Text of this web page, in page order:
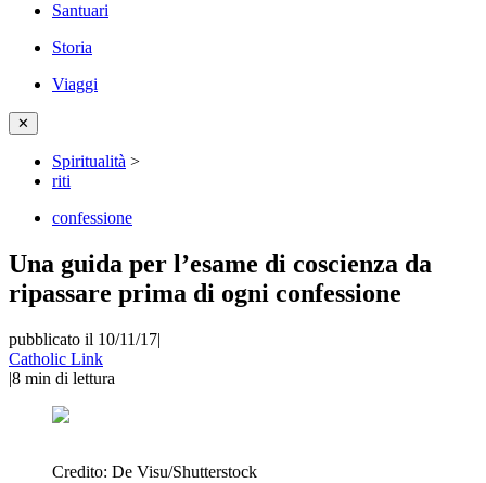
Santuari
Storia
Viaggi
✕
Spiritualità >
riti
confessione
Una guida per l’esame di coscienza da
ripassare prima di ogni confessione
pubblicato il 10/11/17|
Catholic Link
|8 min di lettura
Credito: De Visu/Shutterstock